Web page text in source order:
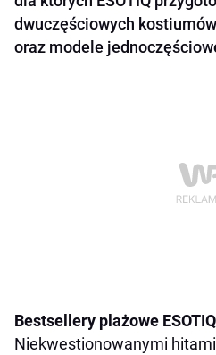
dwuczęściowych
oraz modele
Bestsellery plażowe ESOTIQ
Niekwestionowanymi